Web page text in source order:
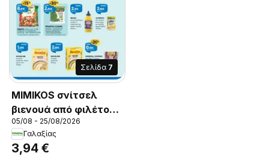
Σελίδα 7
MIMIKOS σνίτσελ
βιενουά από φιλέτο
στήθος κοτόπουλου,
MIMIKOS schnitzel
viennoise from chicken
05/08 - 25/08/2026
Γαλαξίας
3,94 €